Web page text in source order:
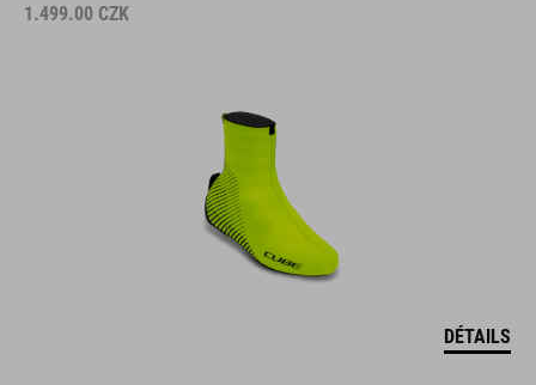
1.499.00 CZK
DÉTAILS